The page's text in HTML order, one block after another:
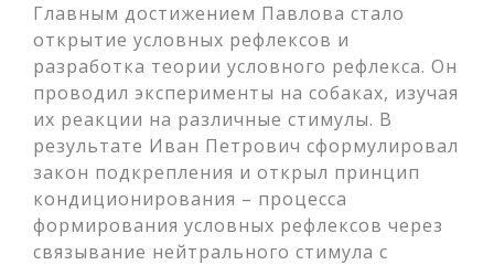
Главным достижением Павлова стало
открытие условных рефлексов и
разработка теории условного рефлекса. Он
проводил эксперименты на собаках, изучая
их реакции на различные стимулы. В
результате Иван Петрович сформулировал
закон подкрепления и открыл принцип
кондиционирования – процесса
формирования условных рефлексов через
связывание нейтрального стимула с